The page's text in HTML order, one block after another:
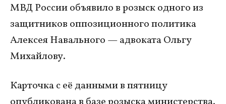
МВД России объявило в розыск одного из
защитников оппозиционного политика
Алексея Навального — адвоката Ольгу
Михайлову.
Карточка с её данными в пятницу